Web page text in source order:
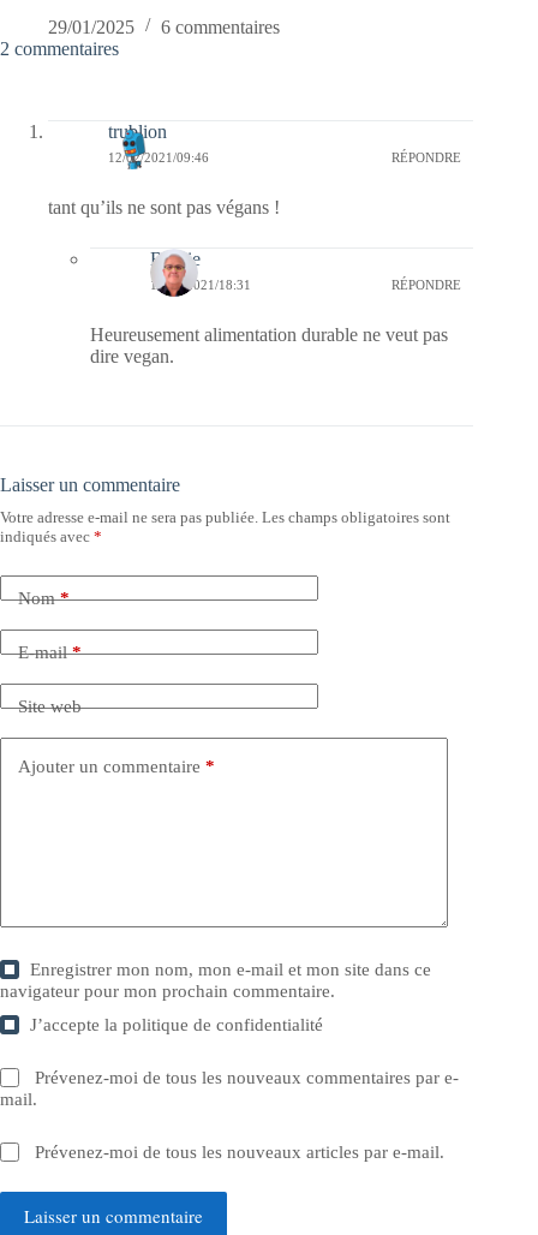
29/01/2025
6 commentaires
2 commentaires
trublion
12/02/2021/09:46 RÉPONDRE
tant qu’ils ne sont pas végans !
Bernie
12/02/2021/18:31 RÉPONDRE
Heureusement alimentation durable ne veut pas
dire vegan.
Laisser un commentaire
Votre adresse e-mail ne sera pas publiée. Les champs obligatoires sont
indiqués avec *
Nom*
E-mail*
Site web
Ajouter un commentaire *
Enregistrer mon nom, mon e-mail et mon site dans ce
navigateur pour mon prochain commentaire.
J’accepte lapolitique de confidentialité
Prévenez-moi de tous les nouveaux commentaires par e-
mail.
Prévenez-moi de tous les nouveaux articles par e-mail.
Laisser un commentaire